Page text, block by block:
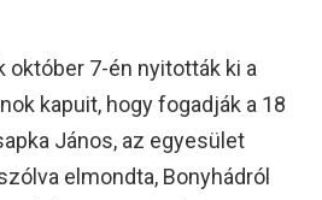
október 7-én nyitották ki a
kapuit, hogy fogadják a 18
János, az egyesület
elmondta, Bonyhádról